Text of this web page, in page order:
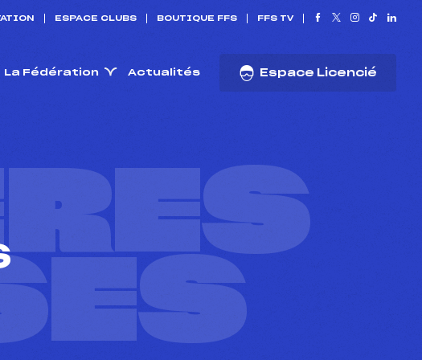
ESPACE CLUBS BOUTIQUE FFS FFS TV
La Fédération Actualités Espace Licencié